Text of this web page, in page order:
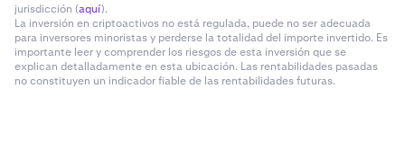
jurisdicción (aquí).
La inversión en criptoactivos no está regulada, puede no ser adecuada
para inversores minoristas y perderse la totalidad del importe invertido. Es
importante leer y comprender los riesgos de esta inversión que se
explican detalladamente en esta ubicación. Las rentabilidades pasadas
no constituyen un indicador fiable de las rentabilidades futuras.